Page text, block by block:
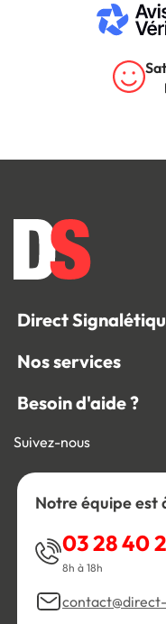
Direct
Nos services
Besoin d'aide ?
Suivez-nous
Notre équipe est
03 28 40
8h à 18h